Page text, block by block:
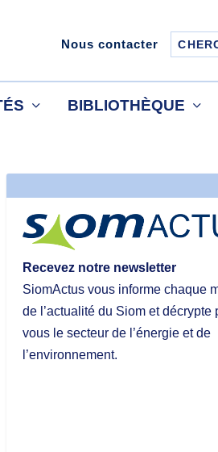
Nous contacter
BIBLIOTHÈQUE
Recevez notre newsletter
SiomActus vous informe chaque
de l’actualité du Siom et décrypte
vous le secteur de l’énergie et de
l’environnement.